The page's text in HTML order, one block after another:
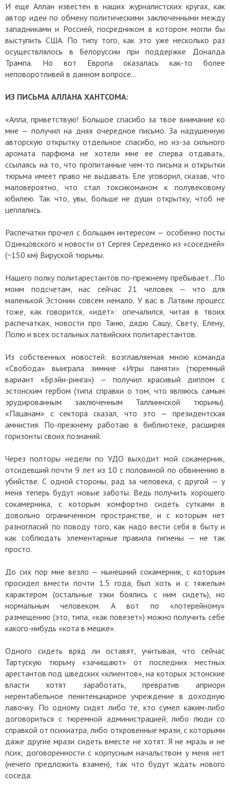
И еще Аллан известен в наших журналистских кругах, как
автор идеи по обмену политическими заключенными между
западниками и Россией, посредником в котором могли бы
выступить США. По типу того, как это уже несколько раз
осуществлялось в Белоруссии при поддержке Доналда
Трампа. Но вот Европа оказалась как-то более
неповоротливей в данном вопросе…
ИЗ ПИСЬМА АЛЛАНА ХАНТСОМА:
«Алла, приветствую! Большое спасибо за твое внимание ко
мне — получил на днях очередное письмо. За надушенную
авторскую открытку отдельное спасибо, но из-за сильного
аромата парфюма не хотели мне ее сперва отдавать,
ссылаясь на то, что пропитанные чем-то письма и открытки
тюрьма имеет право не выдавать. Еле уговорил, сказав, что
маловероятно, что стал токсикоманом к полувековому
юбилею. Так что, увы, больше не души открытку, чтоб не
цеплялись.
Распечатки прочел с большим интересом — особенно посты
Одинцовского и новости от Сергея Середенко из «соседней»
(~150 км) Вируской тюрьмы.
Нашего полку политарестантов по-прежнему пребывает…По
моим подсчетам, нас сейчас 21 человек — что для
маленькой Эстонии совсем немало. У вас в Латвии процесс
тоже, как говорится, «идет»: опечалился, читая в твоих
распечатках, новости про Таню, дядю Сашу, Свету, Елену,
Полю и всех остальных латвийских политарестантов.
Из собственных новостей: возглавляемая мною команда
«Свобода» выиграла зимние «Игры памяти» (тюремный
вариант «Брэйн-ринга») — получил красивый диплом с
эстонским гербом (типа справки о том, что являюсь самым
эрудированным заключенным Таллиннской тюрьмы).
«Пацанам» с сектора сказал, что это — президентская
амнистия. По-прежнему работаю в библиотеке, расширяя
горизонты своих познаний.
Через полторы недели по УДО выходит мой сокамерник,
отсидевший почти 9 лет из 10 с половиной по обвинению в
убийстве. С одной стороны, рад за человека, с другой — у
меня теперь будут новые заботы. Ведь получить хорошего
сокамерника, с которым комфортно сидеть сутками в
довольно ограниченном пространстве, и с которым нет
разногласий по поводу того, как надо вести себя в быту и
как соблюдать элементарные правила гигиены — не так
просто.
До сих пор мне везло — нынешний сокамерник, с которым
просидел вмести почти 1.5 года, был хоть и с тяжелым
характером (остальные зэки боялись с ним сидеть), но
нормальным человеком. А вот по «лотерейному»
размещению (это, типа, «как повезет») можно получить себе
какого-нибудь «кота в мешке».
Одного сидеть вряд ли оставят, учитывая, что сейчас
Тартускую тюрьму «зачищают» от последних местных
арестантов под шведских «клиентов», на которых эстонские
власти хотят заработать, превратив априори
нерентабельное пенитенциарное учреждение в доходную
лавочку. По одному сидят либо те, кто сумел каким-либо
договориться с тюремной администрацией, либо люди со
справкой от психиатра, либо откровенные мрази, с которыми
даже другие мрази сидеть вместе не хотят. Я не мразь и не
псих, договоренности с корпусным начальством у меня нет
(нечего предложить взамен), так что будут ждать нового
соседа.